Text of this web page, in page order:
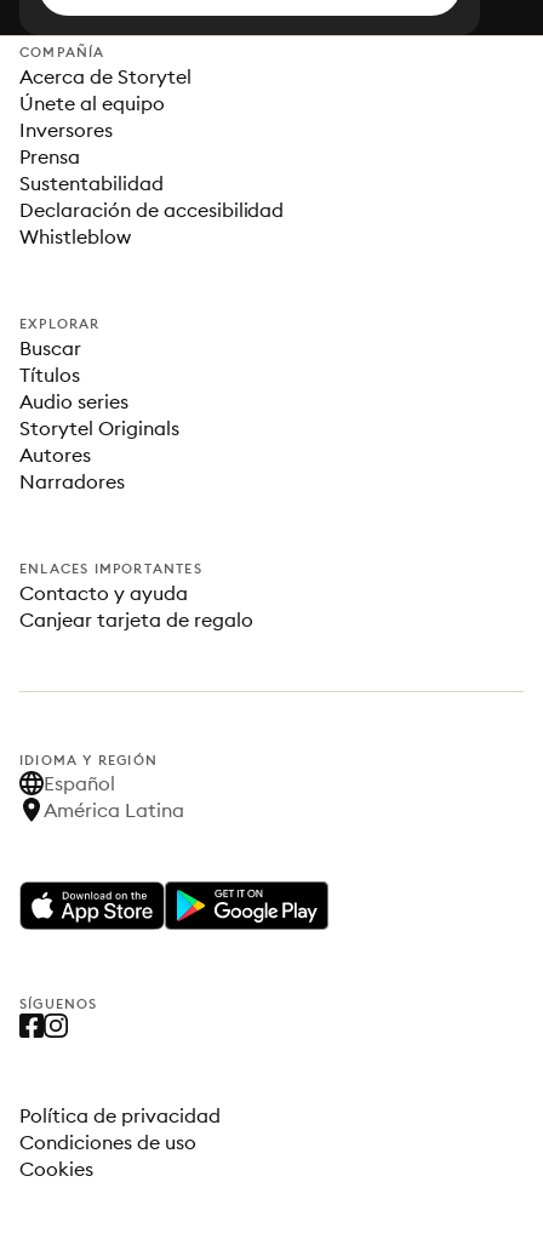
COMPAÑÍA
Acerca de Storytel
Únete al equipo
Inversores
Prensa
Sustentabilidad
Declaración de accesibilidad
Whistleblow
EXPLORAR
Buscar
Títulos
Audio series
Storytel Originals
Autores
Narradores
ENLACES IMPORTANTES
Contacto y ayuda
Canjear tarjeta de regalo
IDIOMA Y REGIÓN
Español
América Latina
SÍGUENOS
Política de privacidad
Condiciones de uso
Cookies